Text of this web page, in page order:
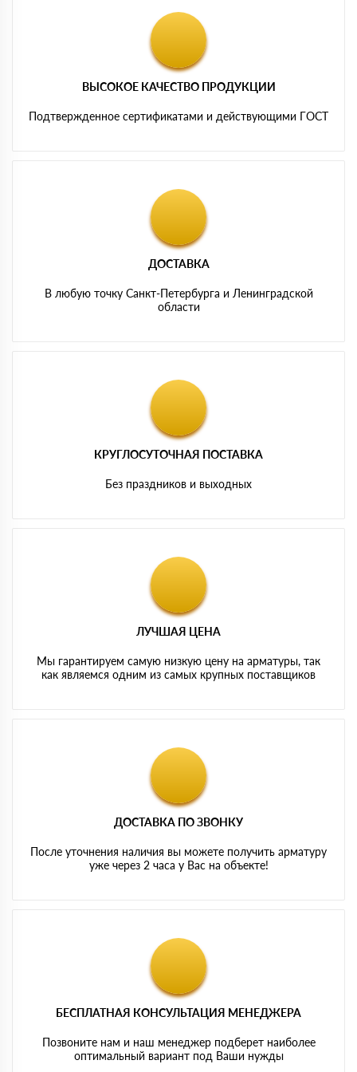
ВЫСОКОЕ КАЧЕСТВО ПРОДУКЦИИ
Подтвержденное сертификатами и действующими ГОСТ
ДОСТАВКА
В любую точку Санкт-Петербурга и Ленинградской
области
КРУГЛОСУТОЧНАЯ ПОСТАВКА
Без праздников и выходных
ЛУЧШАЯ ЦЕНА
Мы гарантируем самую низкую цену на арматуры, так
как являемся одним из самых крупных поставщиков
ДОСТАВКА ПО ЗВОНКУ
После уточнения наличия вы можете получить арматуру
уже через 2 часа у Вас на объекте!
БЕСПЛАТНАЯ КОНСУЛЬТАЦИЯ МЕНЕДЖЕРА
Позвоните нам и наш менеджер подберет наиболее
оптимальный вариант под Ваши нужды